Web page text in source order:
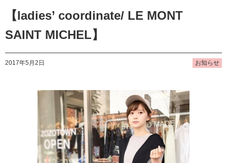
【ladies’ coordinate/ LE MONT
SAINT MICHEL】
2017年5月2日 お知らせ